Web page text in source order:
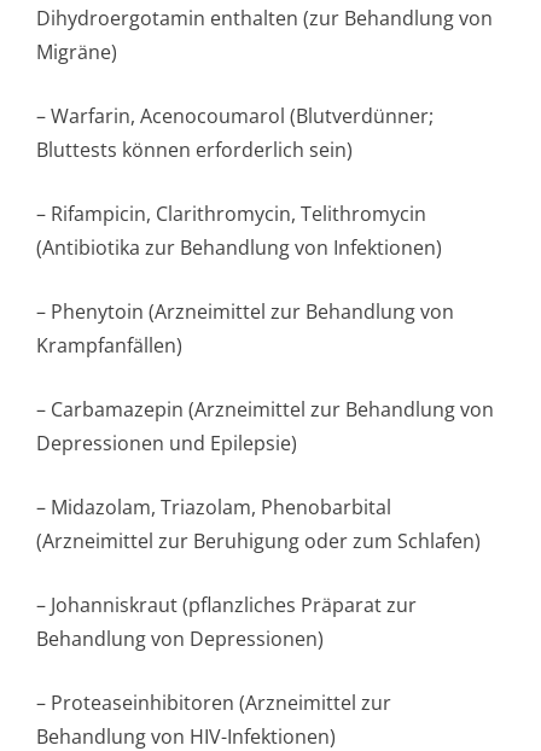
Dihydroergotamin enthalten (zur Behandlung von
Migräne)
– Warfarin, Acenocoumarol (Blutverdünner;
Bluttests können erforderlich sein)
– Rifampicin, Clarithromycin, Telithromycin
(Antibiotika zur Behandlung von Infektionen)
– Phenytoin (Arzneimittel zur Behandlung von
Krampfanfällen)
– Carbamazepin (Arzneimittel zur Behandlung von
Depressionen und Epilepsie)
– Midazolam, Triazolam, Phenobarbital
(Arzneimittel zur Beruhigung oder zum Schlafen)
– Johanniskraut (pflanzliches Präparat zur
Behandlung von Depressionen)
– Proteaseinhibitoren (Arzneimittel zur
Behandlung von HIV-Infektionen)